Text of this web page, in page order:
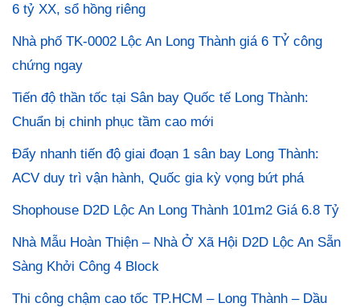
6 tỷ XX, sổ hồng riêng
Nhà phố TK-0002 Lộc An Long Thành giá 6 TỶ công
chứng ngay
Tiến độ thần tốc tại Sân bay Quốc tế Long Thành:
Chuẩn bị chinh phục tầm cao mới
Đẩy nhanh tiến độ giai đoạn 1 sân bay Long Thành:
ACV duy trì vận hành, Quốc gia kỳ vọng bứt phá
Shophouse D2D Lộc An Long Thành 101m2 Giá 6.8 Tỷ
Nhà Mẫu Hoàn Thiện – Nhà Ở Xã Hội D2D Lộc An Sẵn
Sàng Khởi Công 4 Block
Thi công chậm cao tốc TP.HCM – Long Thành – Dầu